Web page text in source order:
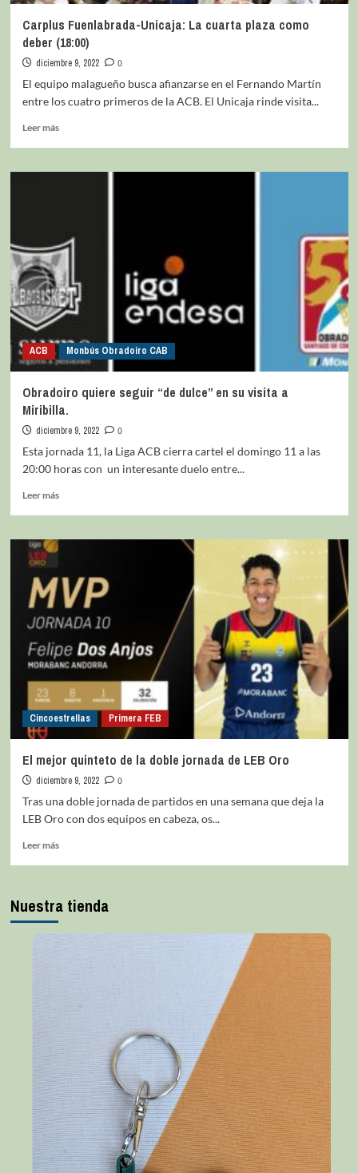
Carplus Fuenlabrada-Unicaja: La cuarta plaza como
deber (18:00)
diciembre 9, 2022
0
El equipo malagueño busca afianzarse en el Fernando Martín
entre los cuatro primeros de la ACB. El Unicaja rinde visita...
Leer más
ACB Monbús Obradoiro CAB
Obradoiro quiere seguir “de dulce” en su visita a
Miribilla.
diciembre 9, 2022
0
Esta jornada 11, la Liga ACB cierra cartel el domingo 11 a las
20:00 horas con un interesante duelo entre...
Leer más
Cincoestrellas Primera FEB
El mejor quinteto de la doble jornada de LEB Oro
diciembre 9, 2022
0
Tras una doble jornada de partidos en una semana que deja la
LEB Oro con dos equipos en cabeza, os...
Leer más
Nuestra tienda